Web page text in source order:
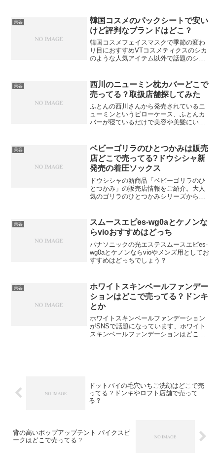
美容
韓国コスメのパックシートで安い
けど評判なブランドはどこ？
韓国コスメフェイスマスクで季節の変わ
り目におすすめVTコスメティクスのシカ
のような人気アイテム以外で話題のシー
美容
西川のニューミン枕カバーどこで
売ってる？取扱店舗探してみた
ふとんの西川さんから発売されているニ
ューミンというピローケース、ふとんカ
バーが寝ているだけで美容や美髪にいい
う？
美容
ベビーゴリラのひとつかみは販売
店どこで売ってる?ドウシシャ新
発売の着圧ソックス
ドウシシャの新商品「ベビーゴリラのひ
とつかみ」の販売店情報をご紹介。大人
気のゴリラのひとつかみシリーズから着
ています。
美容
スムースエピes-wg0aとケノンな
らvioおすすめはどっち
パナソニックの光エステスムースエピes-
wg0aとケノンならvioやメンズ用としてお
すすめはどっちでしょう？
美容
ホワイトスキンベールファンデー
ションはどこで売ってる？ドンキ
とか
ホワイトスキンベールファンデーション
がSNSで話題になっています、ホワイト
スキンベールファンデーションはどこで
ドットバイの毛穴いちご洗顔はどこで売
ってる？ドンキやロフト店舗で売って
る？
背の高いポップアップテント パイクスピ
ークはどこで売ってる？